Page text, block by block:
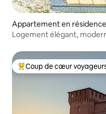
Appartement en résidence
o
Logement élégant,
Coups de cœur voyageurs
Coup de cœur